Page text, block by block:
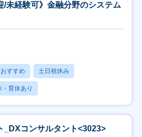
/未経験可》金融分野のシステム
すすめ 土日祝休み
・育休あり
_DXコンサルタント<3023>